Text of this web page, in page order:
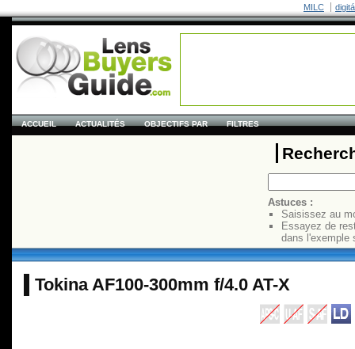
MILC
ACCUEIL ACTUALITÉS OBJECTIFS PAR FILTRES
Astuces :
Saisissez au
Essayez de
dans
Tokina AF100-300mm f/4.0 AT-X